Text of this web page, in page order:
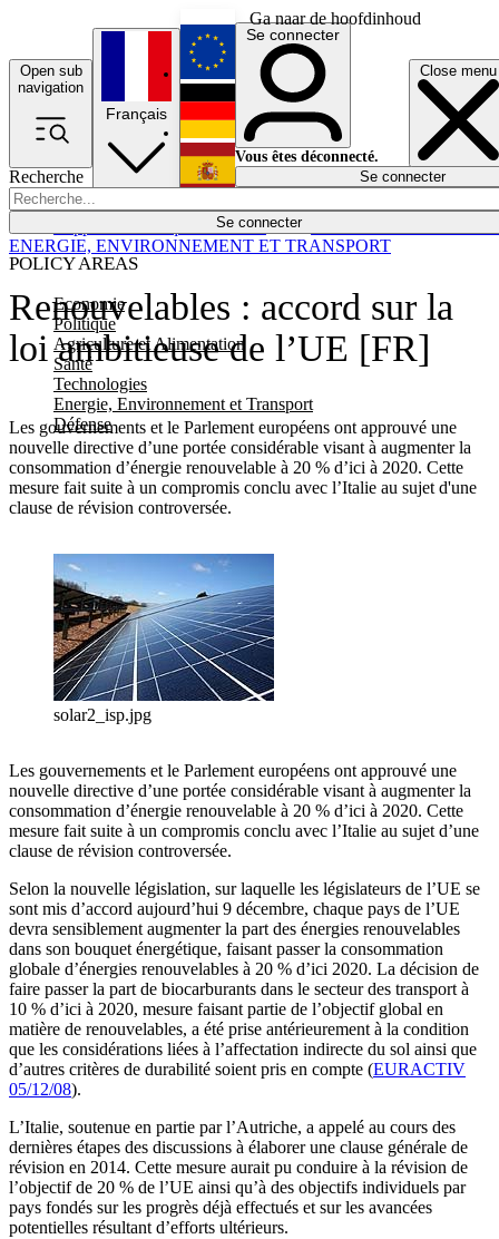
Ga naar de hoofdinhoud
Open sub
navigation
Close menu
Recherche
Se connecter
POLICY AREAS
Economie
Politique
Agriculture et Alimentation
Santé
Technologies
Energie, Environnement et Transport
Défense
Économie
Français
English
Deutsch
Español
Se connecter
Vous êtes déconnecté.
Se connecter
Renouvelables : accord sur la
loi ambitieuse de l’UE [FR]
Les gouvernements et le Parlement européens ont approuvé une
nouvelle directive d’une portée considérable visant à augmenter la
consommation d’énergie renouvelable à 20 % d’ici à 2020. Cette
mesure fait suite à un compromis conclu avec l’Italie au sujet d'une
clause de révision controversée.
ENERGIE, ENVIRONNEMENT ET TRANSPORT
solar2_isp.jpg
Les gouvernements et le Parlement européens ont approuvé une
nouvelle directive d’une portée considérable visant à augmenter la
consommation d’énergie renouvelable à 20 % d’ici à 2020. Cette
mesure fait suite à un compromis conclu avec l’Italie au sujet d’une
clause de révision controversée.
Selon la nouvelle législation, sur laquelle les législateurs de l’UE se
sont mis d’accord aujourd’hui 9 décembre, chaque pays de l’UE
devra sensiblement augmenter la part des énergies renouvelables
dans son bouquet énergétique, faisant passer la consommation
globale d’énergies renouvelables à 20 % d’ici 2020. La décision de
faire passer la part de biocarburants dans le secteur des transport à
10 % d’ici à 2020, mesure faisant partie de l’objectif global en
matière de renouvelables, a été prise antérieurement à la condition
que les considérations liées à l’affectation indirecte du sol ainsi que
d’autres critères de durabilité soient pris en compte (EURACTIV
05/12/08).
L’Italie, soutenue en partie par l’Autriche, a appelé au cours des
dernières étapes des discussions à élaborer une clause générale de
révision en 2014. Cette mesure aurait pu conduire à la révision de
l’objectif de 20 % de l’UE ainsi qu’à des objectifs individuels par
pays fondés sur les progrès déjà effectués et sur les avancées
potentielles résultant d’efforts ultérieurs.